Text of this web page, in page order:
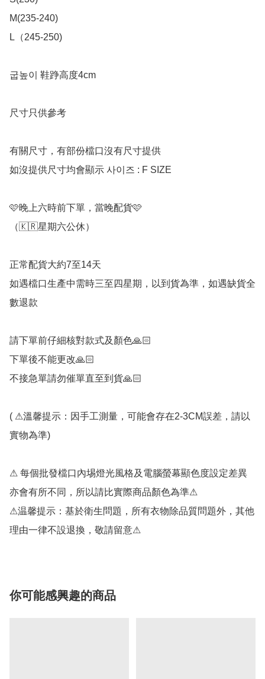
M(235-240)
L（245-250)
굽높이 鞋踭高度4cm
尺寸只供參考
有關尺寸，有部份檔口沒有尺寸提供
如沒提供尺寸均會顯示 사이즈 : F SIZE
🩷晚上六時前下單，當晚配貨🩷
（🇰🇷星期六公休）
正常配貨大約7至14天
如遇檔口生產中需時三至四星期，以到貨為準，如遇缺貨全
數退款
請下單前仔細核對款式及顏色🙏🏻
下單後不能更改🙏🏻
不接急單請勿催單直至到貨🙏🏻
( ⚠溫馨提示：因手工測量，可能會存在2-3CM誤差，請以
實物為準)
⚠ 每個批發檔口內埸燈光風格及電腦螢幕顯色度設定差異
亦會有所不同，所以請比實際商品顏色為準⚠
⚠温馨提示：基於衛生問題，所有衣物除品質問題外，其他
理由一律不設退換，敬請留意⚠
你可能感興趣的商品